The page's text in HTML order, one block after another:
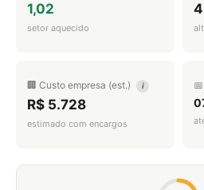
1,02
setor aquecido
🏢 Custo empresa (est.) i
R$ 5.728
estimado com encargos